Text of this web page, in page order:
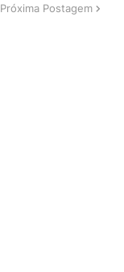
Próxima Postagem